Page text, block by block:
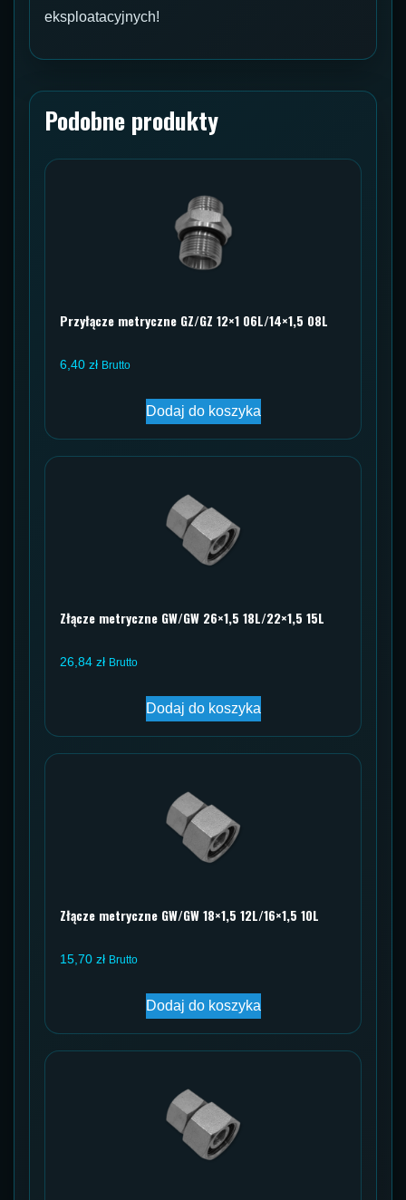
eksploatacyjnych!
Podobne produkty
Przyłącze metryczne GZ/GZ 12×1 06L/14×1,5 08L
6,40 zł Brutto
Dodaj do koszyka
Złącze metryczne GW/GW 26×1,5 18L/22×1,5 15L
26,84 zł Brutto
Dodaj do koszyka
Złącze metryczne GW/GW 18×1,5 12L/16×1,5 10L
15,70 zł Brutto
Dodaj do koszyka